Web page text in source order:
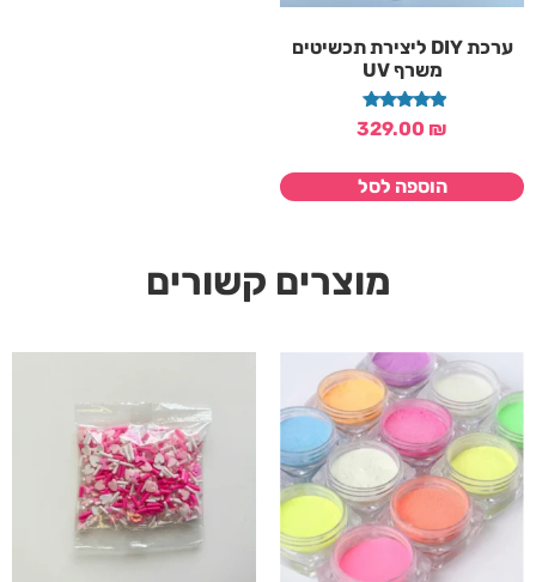
ערכת DIY ליצירת תכשיטים
משרף UV
דורג
5.00
329.00 ₪
הוספה לסל
מוצרים קשורים